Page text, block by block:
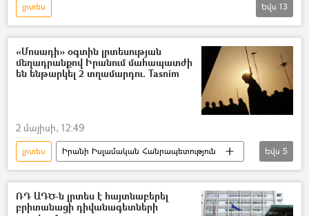
լրտես
Դոնբասի պաշտպանություն. ՌԴ–ի ռազմական հատուկ գործողությունը Ուկրաինայում
Անվտանգության դաշնային ծառայություն (ԱԴԾ)
Յարոսլավ Մոսկալիկ
տղամարդ
Ուկրաինա
Ռուսաստան
ռազմական հատուկ գործողություն
Հատուկ ռազմական գործողություն
Տեսանյութեր
տեսանյութ
Եվս 13
«Մոսադի» օգտին լրտեսության
մեղադրանքով Իրանում մահապատժի
են ենթարկել 2 տղամարդու. Tasnim
2 մայիսի, 12:49
լրտես
Իրանի Իսլամական Հանրապետություն
Իսրայել
մահապատիժ
ԱՄՆ
միջուկային ծրագիր
լրտեսություն
Եվս 5
ՌԴ ԱԴԾ-ն լրտես է հայտնաբերել
բրիտանացի դիվանագետների